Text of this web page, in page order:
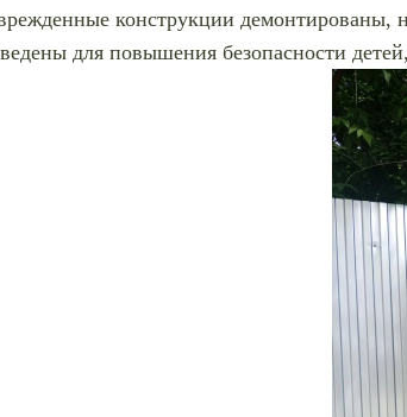
конструкции демонтированы,
для повышения безопасности